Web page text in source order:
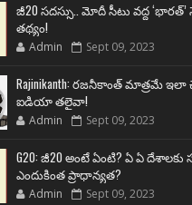
జీ20 సదస్సు.. మోదీ సీటు వద్ద
తథ్యం!
Admin Sept 09, 2023
Rajinikanth: రజనీకాంత్ మాత్రమే
ఐడియా తలైవా!
Admin Sept 09, 2023
G20: జీ20 అంటే ఏంటి? ఏ ఏ దేశాలకు
ఎందుకింత ప్రాధాన్యత?
Admin Sept 09, 2023